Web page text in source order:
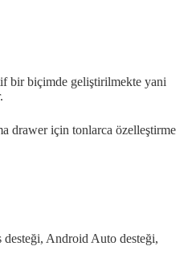
bir biçimde geliştirilmekte yani
drawer için tonlarca özelleştirme
Android Auto desteği,